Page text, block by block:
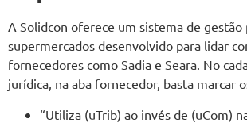
A Solidcon oferece um sistema de gestão
supermercados desenvolvido para lidar
fornecedores como Sadia e Seara. No
jurídica, na aba fornecedor, basta marcar
“Utiliza (uTrib) ao invés de (uCom)